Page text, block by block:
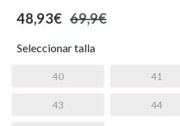
48,93€ 69,9€
Seleccionar talla
40 41
43 44